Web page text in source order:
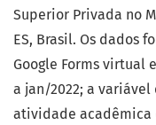
Superior Privada no
ES, Brasil. Os dados
Google Forms virtual
a jan/2022; a
atividade acadêmica